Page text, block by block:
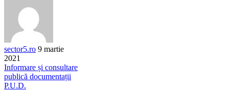
sector5.ro 9 martie
2021
Informare și consultare
publică documentații
P.U.D.